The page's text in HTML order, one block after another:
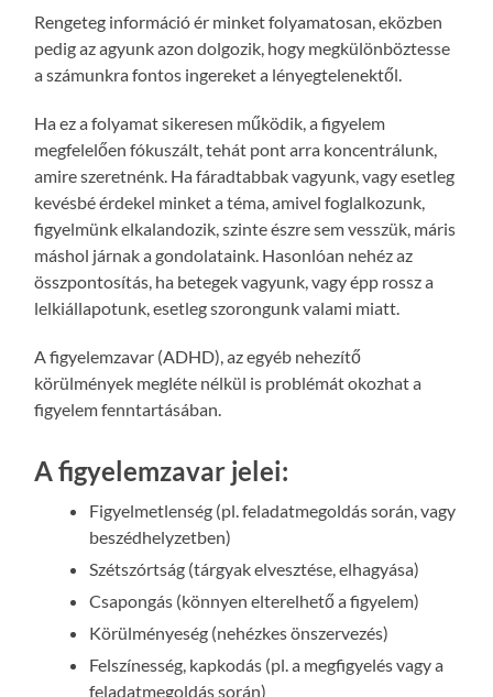
Rengeteg információ ér minket folyamatosan, eközben
pedig az agyunk azon dolgozik, hogy megkülönböztesse
a számunkra fontos ingereket a lényegtelenektől.
Ha ez a folyamat sikeresen működik, a figyelem
megfelelően fókuszált, tehát pont arra koncentrálunk,
amire szeretnénk. Ha fáradtabbak vagyunk, vagy esetleg
kevésbé érdekel minket a téma, amivel foglalkozunk,
figyelmünk elkalandozik, szinte észre sem vesszük, máris
máshol járnak a gondolataink. Hasonlóan nehéz az
összpontosítás, ha betegek vagyunk, vagy épp rossz a
lelkiállapotunk, esetleg szorongunk valami miatt.
A figyelemzavar (ADHD), az egyéb nehezítő
körülmények megléte nélkül is problémát okozhat a
figyelem fenntartásában.
A figyelemzavar jelei:
Figyelmetlenség (pl. feladatmegoldás során, vagy
beszédhelyzetben)
Szétszórtság (tárgyak elvesztése, elhagyása)
Csapongás (könnyen elterelhető a figyelem)
Körülményeség (nehézkes önszervezés)
Felszínesség, kapkodás (pl. a megfigyelés vagy a
feladatmegoldás során)